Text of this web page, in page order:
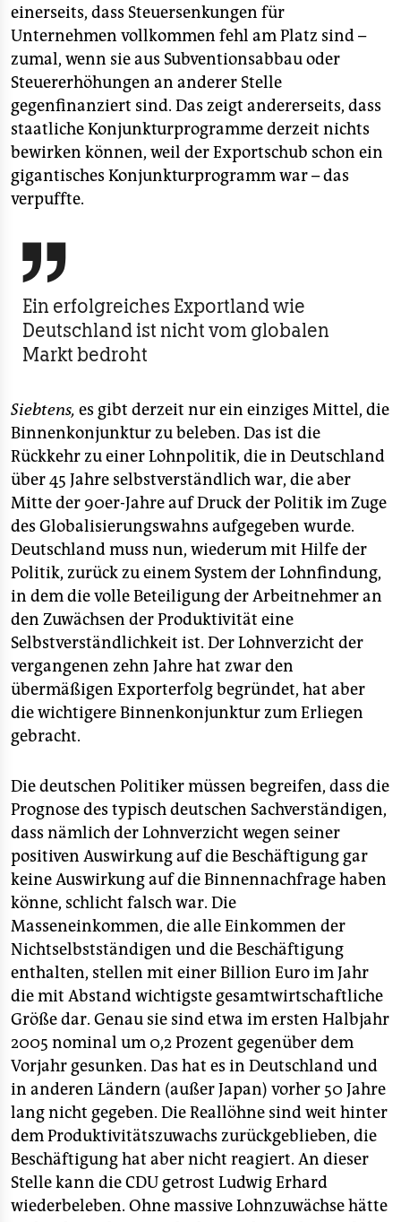
einerseits, dass Steuersenkungen für
Unternehmen vollkommen fehl am Platz sind –
zumal, wenn sie aus Subventionsabbau oder
Steuererhöhungen an anderer Stelle
gegenfinanziert sind. Das zeigt andererseits, dass
staatliche Konjunkturprogramme derzeit nichts
bewirken können, weil der Exportschub schon ein
gigantisches Konjunkturprogramm war – das
verpuffte.

Ein erfolgreiches Exportland wie
Deutschland ist nicht vom globalen
Markt bedroht
Siebtens, es gibt derzeit nur ein einziges Mittel, die
Binnenkonjunktur zu beleben. Das ist die
Rückkehr zu einer Lohnpolitik, die in Deutschland
über 45 Jahre selbstverständlich war, die aber
Mitte der 90er-Jahre auf Druck der Politik im Zuge
des Globalisierungswahns aufgegeben wurde.
Deutschland muss nun, wiederum mit Hilfe der
Politik, zurück zu einem System der Lohnfindung,
in dem die volle Beteiligung der Arbeitnehmer an
den Zuwächsen der Produktivität eine
Selbstverständlichkeit ist. Der Lohnverzicht der
vergangenen zehn Jahre hat zwar den
übermäßigen Exporterfolg begründet, hat aber
die wichtigere Binnenkonjunktur zum Erliegen
gebracht.
Die deutschen Politiker müssen begreifen, dass die
Prognose des typisch deutschen Sachverständigen,
dass nämlich der Lohnverzicht wegen seiner
positiven Auswirkung auf die Beschäftigung gar
keine Auswirkung auf die Binnennachfrage haben
könne, schlicht falsch war. Die
Masseneinkommen, die alle Einkommen der
Nichtselbstständigen und die Beschäftigung
enthalten, stellen mit einer Billion Euro im Jahr
die mit Abstand wichtigste gesamtwirtschaftliche
Größe dar. Genau sie sind etwa im ersten Halbjahr
2005 nominal um 0,2 Prozent gegenüber dem
Vorjahr gesunken. Das hat es in Deutschland und
in anderen Ländern (außer Japan) vorher 50 Jahre
lang nicht gegeben. Die Reallöhne sind weit hinter
dem Produktivitätszuwachs zurückgeblieben, die
Beschäftigung hat aber nicht reagiert. An dieser
Stelle kann die CDU getrost Ludwig Erhard
wiederbeleben. Ohne massive Lohnzuwächse hätte